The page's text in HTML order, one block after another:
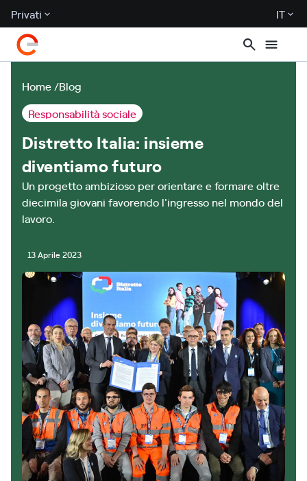
Privati IT
Home Blog
Responsabilità sociale
Distretto Italia: insieme
diventiamo futuro
Un progetto ambizioso per orientare e formare oltre
diecimila giovani favorendo l'ingresso nel mondo del
lavoro.
13 Aprile 2023